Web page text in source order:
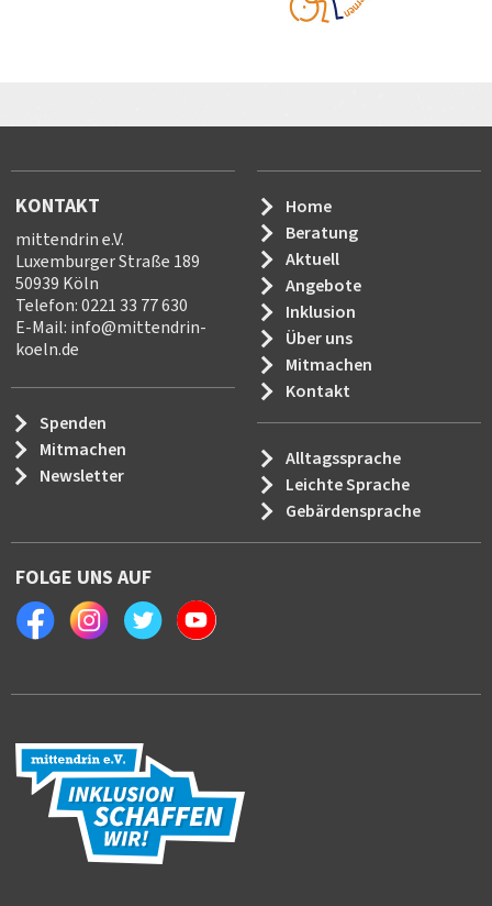
KONTAKT
mittendrin e.V.
Luxemburger Straße 189
50939 Köln
Telefon: 0221 33 77 630
E-Mail: info@mittendrin-
koeln.de
Spenden
Mitmachen
Newsletter
Home
Beratung
Aktuell
Angebote
Inklusion
Über uns
Mitmachen
Kontakt
Alltagssprache
Leichte Sprache
Gebärdensprache
FOLGE UNS AUF
FacebookInstagramTwitter